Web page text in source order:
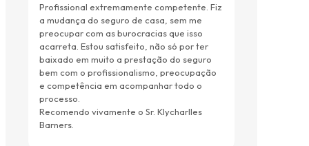
Profissional extremamente competente. Fiz
a mudança do seguro de casa, sem me
preocupar com as burocracias que isso
acarreta. Estou satisfeito, não só por ter
baixado em muito a prestação do seguro
bem com o profissionalismo, preocupação
e competência em acompanhar todo o
processo.
Recomendo vivamente o Sr. Klycharlles
Barners.